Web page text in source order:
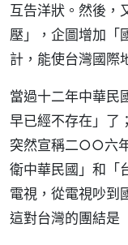
互告洋狀。然後，
壓」，企圖增加「
計，能使台灣國際
當過十二年中華民
早已經不存在」了
突然宣稱二○○六
衛中華民國」和「
電視，從電視吵到
這對台灣的團結是